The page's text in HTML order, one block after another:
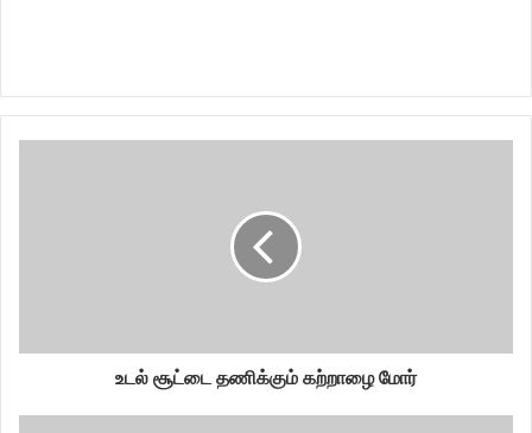
உடல் சூட்டை தணிக்கும் கற்றாழை மோர்